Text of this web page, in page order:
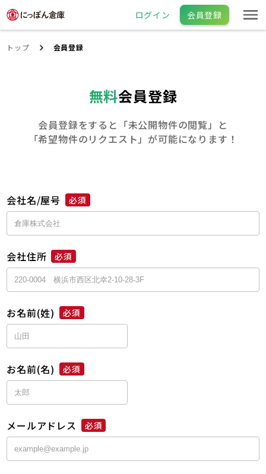
ログイン 会員登録
トップ 会員登録
無料会員登録
会員登録をすると「未公開物件の閲覧」と
「希望物件のリクエスト」が可能になります！
会社名/屋号 必須
会社住所 必須
お名前(姓) 必須
お名前(名) 必須
メールアドレス 必須